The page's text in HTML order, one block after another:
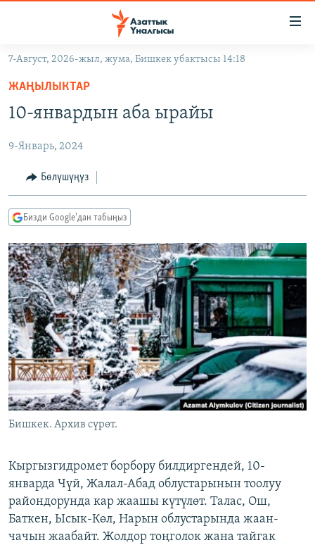
Навигацияга
өтүңүз
салыңызКЫРГЫЗСТАН
САЯСАТ
ЭКОНОМИКА
ДҮЙНӨ
БОРБОР АЗИЯ
УКРАИНА
АТАЙЫН ИЛИКТӨӨ
БҮГҮН АЗАТТЫКТА
ЭКСПЕРТТЕР ТАЛДАЙТ
БИЗ ЖАНА ДҮЙНӨ
ДАНИСТЕ
ЭЖЕ-СИҢДИЛЕР
АЗАТТЫК+
ЫҢГАЙСЫЗ СУРООЛОР
ПОДКАСТ
ӨЗГӨЧӨ ПИКИР
Русский
ОНЛАЙН ШЕРИНЕ
ЭЕ/АРнун бардык сайттары
7-Август, 2026-жыл, жума, Бишкек убактысы 14:18
ЖАҢЫЛЫКТАР
10-январдын аба ырайы
9-Январь, 2024
Бөлүшүңүз
Бизди Google'дан табыңыз
Бишкек. Архив сүрөт.
Кыргызгидромет борбору билдиргендей, 10-
январда Чүй, Жалал-Абад облустарынын тоолуу
райондорунда кар жаашы күтүлөт. Талас, Ош,
Баткен, Ысык-Көл, Нарын облустарында жаан-
чачын жаабайт. Жолдор тоңголок жана тайгак